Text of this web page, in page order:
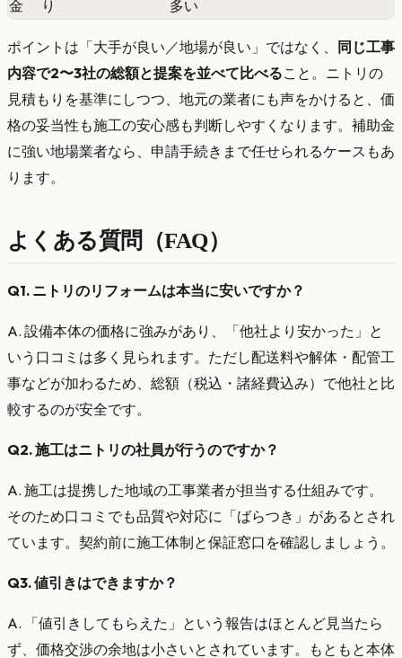
金 り 多い
ポイントは「大手が良い／地場が良い」ではなく、
同じ工事
内容で2〜3社の総額と提案を並べて比べること。ニトリの
見積もりを基準にしつつ、地元の業者にも声をかけると、価
格の妥当性も施工の安心感も判断しやすくなります。補助金
に強い地場業者なら、申請手続きまで任せられるケースもあ
ります。
よくある質問（FAQ）
Q1. ニトリのリフォームは本当に安いですか？
A. 設備本体の価格に強みがあり、「他社より安かった」と
いう口コミは多く見られます。ただし配送料や解体・配管工
事などが加わるため、総額（税込・諸経費込み）で他社と比
較するのが安全です。
Q2. 施工はニトリの社員が行うのですか？
A. 施工は提携した地域の工事業者が担当する仕組みです。
そのため口コミでも品質や対応に「ばらつき」があるとされ
ています。契約前に施工体制と保証窓口を確認しましょう。
Q3. 値引きはできますか？
A. 「値引きしてもらえた」という報告はほとんど見当たら
ず、価格交渉の余地は小さいとされています。もともと本体